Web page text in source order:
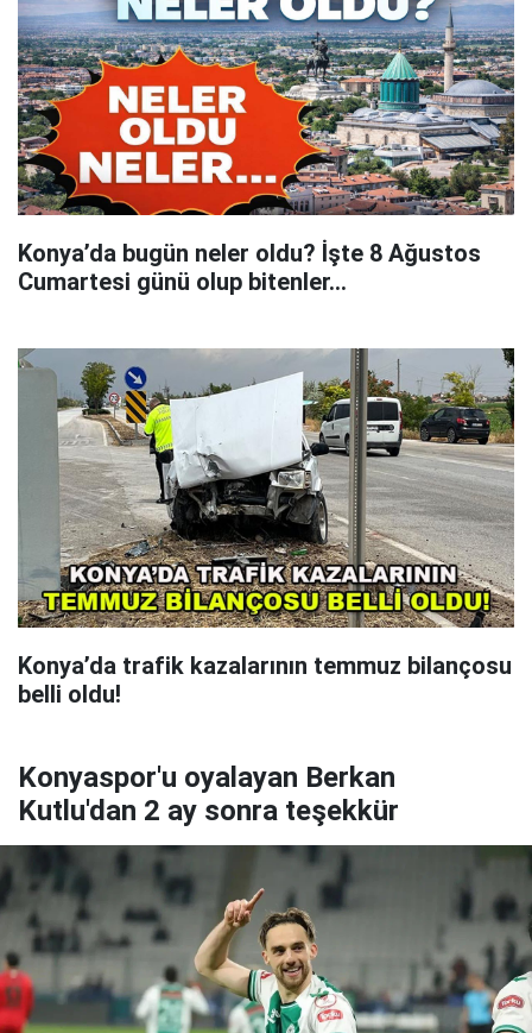
Konya’da bugün neler oldu? İşte 8 Ağustos
Cumartesi günü olup bitenler…
Konya’da trafik kazalarının temmuz bilançosu
belli oldu!
Konyaspor'u oyalayan Berkan
Kutlu'dan 2 ay sonra teşekkür